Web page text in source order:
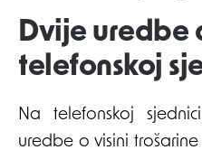
Dvije uredbe
telefonskoj
Na telefonskoj
uredbe o visini